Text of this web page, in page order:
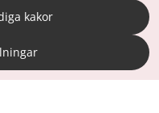
kakor